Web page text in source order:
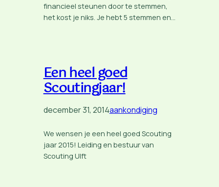
financieel steunen door te stemmen,
het kost je niks. Je hebt 5 stemmen en…
Een heel goed
Scoutingjaar!
december 31, 2014aankondiging
We wensen je een heel goed Scouting
jaar 2015! Leiding en bestuur van
Scouting Ulft